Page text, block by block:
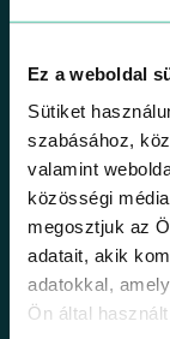
Ez a weboldal
Sütiket
szabásához,
valamint
közösségi
megosztjuk az
adatait, akik
adatokkal,
Ön által